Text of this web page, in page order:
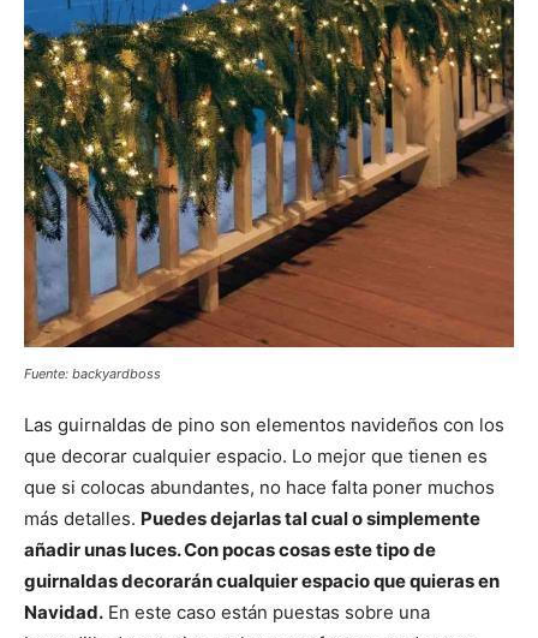
Fuente: backyardboss
Las guirnaldas de pino son elementos navideños con los
que decorar cualquier espacio. Lo mejor que tienen es
que si colocas abundantes, no hace falta poner muchos
más detalles. Puedes dejarlas tal cual o simplemente
añadir unas luces. Con pocas cosas este tipo de
guirnaldas decorarán cualquier espacio que quieras en
Navidad. En este caso están puestas sobre una